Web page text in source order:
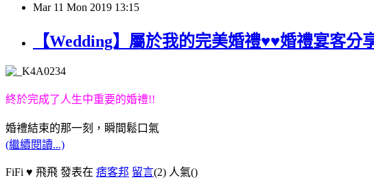
Mar 11 Mon 2019 13:15
【Wedding】屬於我的完美婚禮♥♥婚禮宴客分
終於完成了人生中重要的婚禮!!
婚禮結束的那一刻，瞬間鬆口氣
(繼續閱讀...)
FiFi ♥ 飛飛 發表在 痞客邦 留言(2) 人氣()